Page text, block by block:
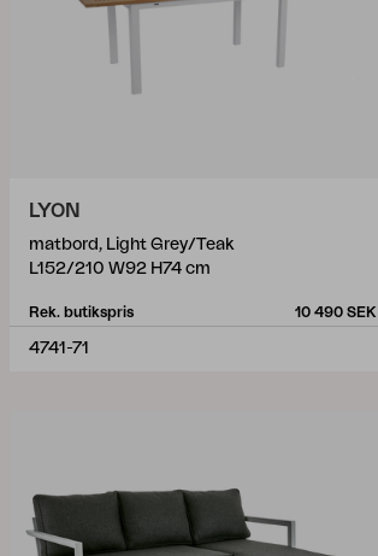
LYON
matbord, Light Grey/Teak
L152/210 W92 H74 cm
Rek. butikspris 10 490 SEK
4741-71